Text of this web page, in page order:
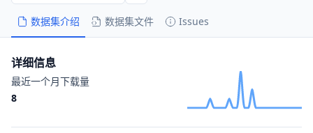
数据集介绍 数据集文件 Issues
详细信息
最近一个月下载量
8